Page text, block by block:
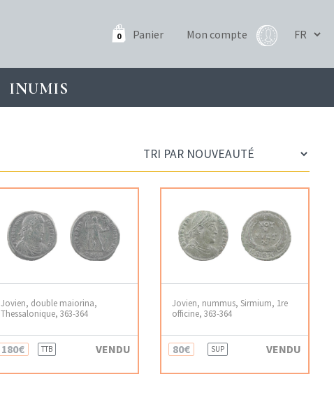
0 Panier Mon compte
INUMIS
Jovien, double maiorina,
Thessalonique, 363-364
180€ TTB VENDU
Jovien, nummus, Sirmium, 1re
officine, 363-364
80€ SUP VENDU